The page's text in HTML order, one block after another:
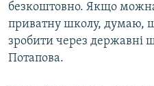
безкоштовно. Якщо
приватну школу, думаю,
зробити через державні
Потапова.